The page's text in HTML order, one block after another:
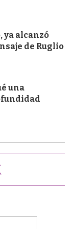
ya alcanzó
de Ruglio
una